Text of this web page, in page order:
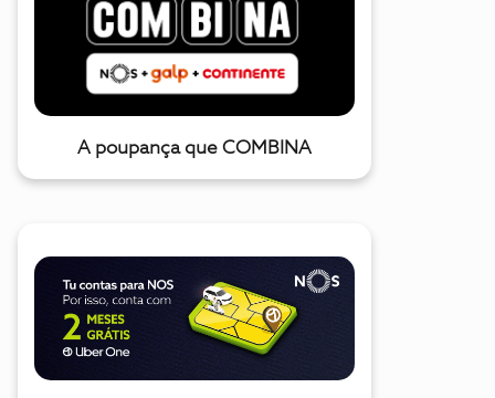
A poupança que COMBINA